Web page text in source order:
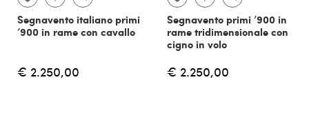
Segnavento italiano primi
’900 in rame con cavallo
€ 2.250,00
Segnavento primi ’900 in
rame tridimensionale con
cigno in volo
€ 2.250,00